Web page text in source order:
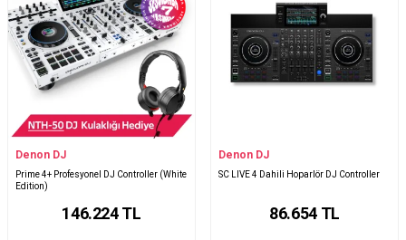
Denon DJ
Prime 4+ Profesyonel DJ Controller (White
Edition)
146.224TL
Denon DJ
SC LIVE 4 Dahili Hoparlör DJ Controller
86.654TL